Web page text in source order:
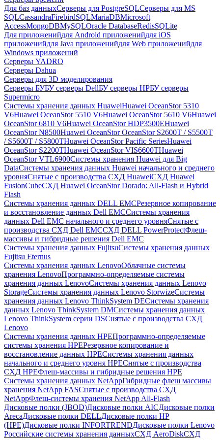
Для баз данныхСерверы для PostgreSQLСерверы для MS
SQLCassandraFirebirdSQLMariaDBMicrosoft
AccessMongoDBMySQLOracle DatabaseRedisSQLite
Для приложенийдля Android приложенийдля iOS
приложенийдля Java приложенийдля Web приложенийдля
Windows приложений
Серверы YADRO
Серверы Dahua
Серверы для 3D моделирования
Серверы БУБУ серверы DellБУ серверы HPБУ серверы
Supermicro
Системы хранения данных HuaweiHuawei OceanStor 5310
V6Huawei OceanStor 5510 V6Huawei OceanStor 5610 V6Huawei
OceanStor 6810 V6Huawei OceanStor HDP3500EHuawei
OceanStor N8500Huawei OceanStor OceanStor S2600T / S5500T
/ S5600T / S5800THuawei OceanStor Pacific SeriesHuawei
OceanStor S2200THuawei OceanStor VIS6600THuawei
OceanStor VTL6900Системы хранения Huawei для Big
DataСистемы хранения данных Huawei начального и среднего
уровняСнятые с производства СХД HuaweiСХД Huawei
FusionCubeСХД Huawei OceanStor Dorado: All-Flash и Hybrid
Flash
Системы хранения данных DELL EMCРезервное копирование
и восстановление данных Dell EMCСистемы хранения
данных Dell EMC начального и среднего уровняСнятые с
производства СХД Dell EMCСХД DELL PowerProtectФлеш-
массивы и гибридные решения Dell EMC
Системы хранения данных FujitsuСистемы хранения данных
Fujitsu Eternus
Системы хранения данных LenovoОблачные системы
хранения LenovoПрограммно-определяемые системы
хранения данных LenovoСистемы хранения данных Lenovo
StorageСистемы хранения данных Lenovo StorwizeСистемы
хранения данных Lenovo ThinkSystem DEСистемы хранения
данных Lenovo ThinkSystem DMСистемы хранения данных
Lenovo ThinkSystem серии DSСнятые с производства СХД
Lenovo
Системы хранения данных HPEПрограммно-определяемые
системы хранения HPEРезервное копирование и
восстановление данных HPEСистемы хранения данных
начального и среднего уровня HPEСнятые с производства
СХД HPEФлеш-массивы и гибридные решения HPE
Cистемы хранения данных NetAppГибридные флеш массивы
хранения NetApp FASСнятые с производства СХД
NetAppФлеш-системы хранения NetApp All-Flash
Дисковые полки (JBOD)Дисковые полки AICДисковые полки
ArecaДисковые полки DELLДисковые полки HP
(HPE)Дисковые полки INFORTRENDДисковые полки Lenovo
Российские системы хранения данныхСХД AeroDiskСХД